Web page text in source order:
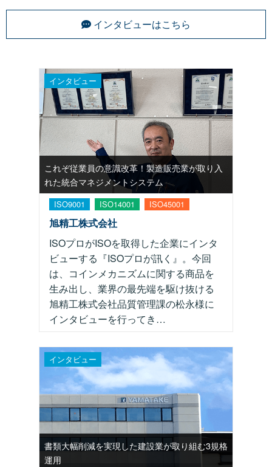
インタビューはこちら
インタビュー
これぞ従業員の意識改革！製造販売業が取り入
れた統合マネジメントシステム
ISO9001 ISO14001 ISO45001
旭精工株式会社
ISOプロがISOを取得した企業にインタ
ビューする『ISOプロが訊く』。今回
は、コインメカニズムに関する商品を
生み出し、業界の最先端を駆け抜ける
旭精工株式会社品質管理課の松永様に
インタビューを行ってき…
インタビュー
書類大幅削減を実現した建設業が取り組む3規格
運用